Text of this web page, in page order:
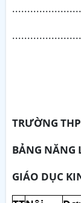
TRƯỜNG
BẢNG NĂNG
GIÁO DỤC